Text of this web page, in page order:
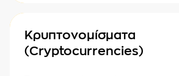
Κρυπτονομίσματα
(Cryptocurrencies)